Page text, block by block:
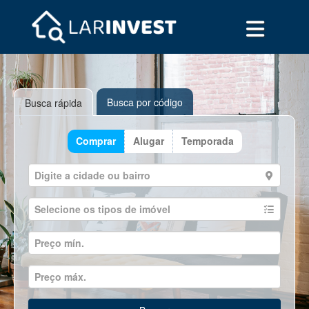
Busca rápida Busca por código
Comprar Alugar Temporada